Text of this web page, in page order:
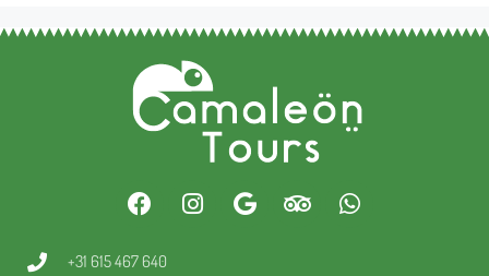
+31 615 467 640